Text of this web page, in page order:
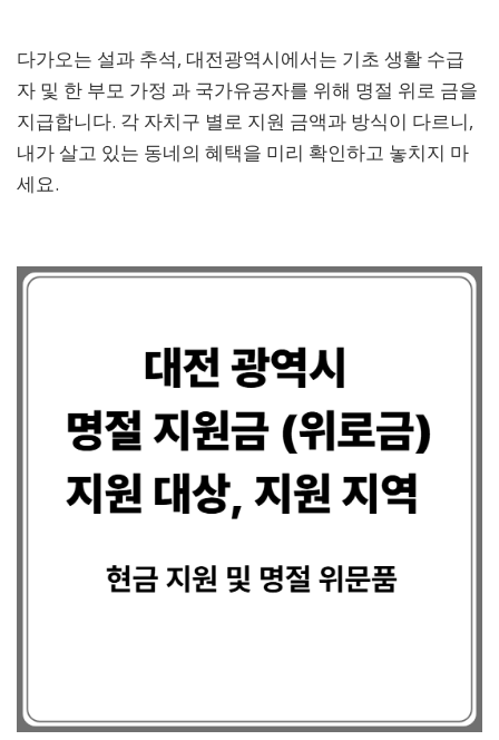
다가오는 설과 추석, 대전광역시에서는 기초 생활 수급
자 및 한 부모 가정 과 국가유공자를 위해 명절 위로 금을
지급합니다. 각 자치구 별로 지원 금액과 방식이 다르니,
내가 살고 있는 동네의 혜택을 미리 확인하고 놓치지 마
세요.